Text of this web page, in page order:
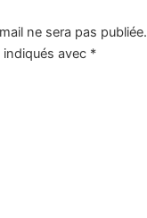
ne sera pas publiée.
avec *